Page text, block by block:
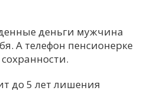
Я
деньги мужчина
А телефон пенсионерке
до 5 лет лишения